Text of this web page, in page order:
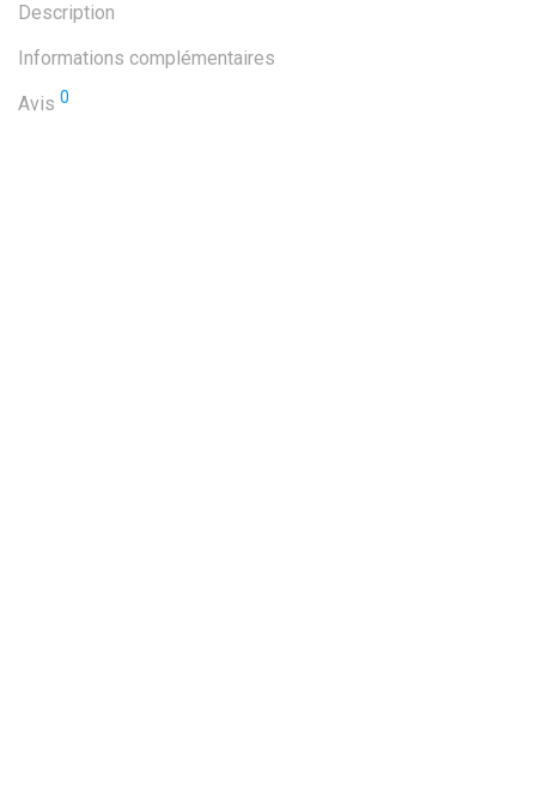
Description
Informations complémentaires
Avis 0